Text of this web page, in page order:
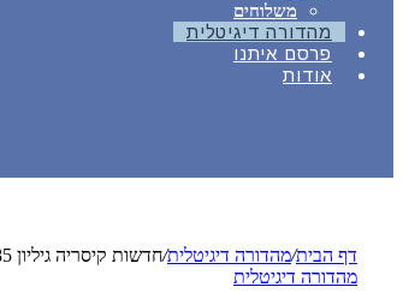
משלוחים
מהדורה דיגיטלית
פרסם איתנו
אודות
דף הבית/מהדורה דיגיטלית/חדשות קיסריה גיליון 585
מהדורה דיגיטלית